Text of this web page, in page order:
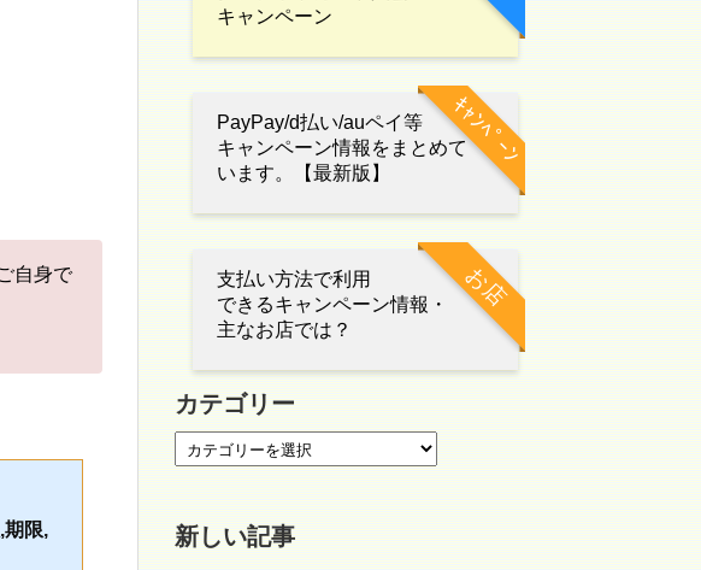
自身で
期限,
キャンペーン
ｷｬﾝﾍﾟｰﾝ
PayPay/d払い/auペイ等
キャンペーン情報をまとめて
います。【最新版】
お店
支払い方法で利用
できるキャンペーン情報・
主なお店では？
カテゴリー
新しい記事